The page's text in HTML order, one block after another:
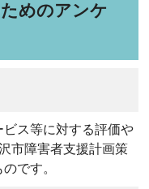
めのアンケ
ス等に対する評価や
市障害者支援計画策
です。